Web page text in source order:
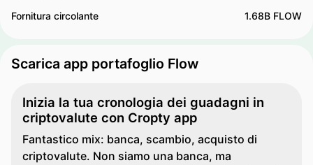
Fornitura circolante 1.68B FLOW
Scarica app portafoglio Flow
Inizia la tua cronologia dei guadagni in
criptovalute con Cropty app
Fantastico mix: banca, scambio, acquisto di
criptovalute. Non siamo una banca, ma